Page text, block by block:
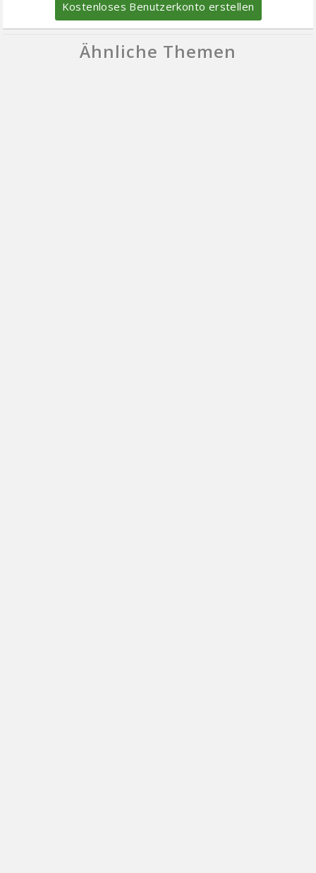
Kostenloses Benutzerkonto erstellen
Ähnliche Themen